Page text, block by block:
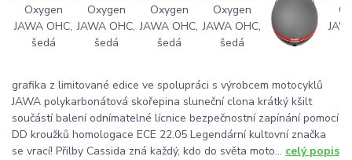
grafika z limitované edice ve spolupráci s výrobcem motocyklů
JAWA polykarbonátová skořepina sluneční clona krátký kšilt
součástí balení odnímatelné lícnice bezpečnostní zapínání pomocí
DD kroužků homologace ECE 22.05 Legendární kultovní značka
se vrací! Přilby Cassida zná každý, kdo do světa moto... celý popis